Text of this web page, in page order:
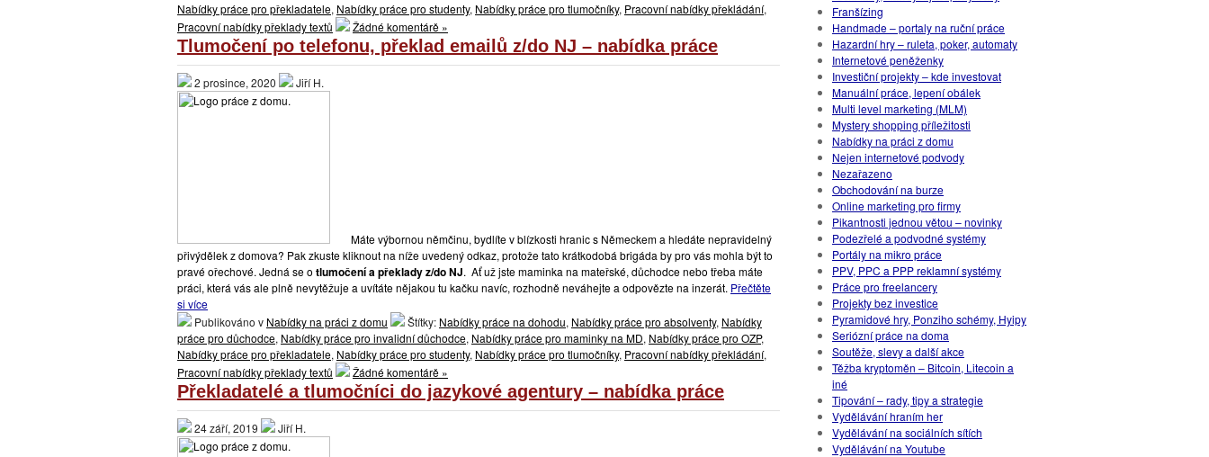
Nabídky práce pro překladatele, Nabídky práce pro studenty, Nabídky práce pro tlumočníky, Pracovní nabídky překládání,
Pracovní nabídky překlady textů
Žádné komentárě »
Tlumočení po telefonu, překlad emailů z/do NJ – nabídka práce
2 prosince, 2020 Jiří H.
Máte výbornou němčinu, bydlíte v blízkosti hranic s Německem a hledáte nepravidelný
přivýdělek z domova? Pak zkuste kliknout na níže uvedený odkaz, protože tato krátkodobá brigáda by pro vás mohla být to
pravé ořechové. Jedná se o tlumočení a překlady z/do NJ. Ať už jste maminka na mateřské, důchodce nebo třeba máte
práci, která vás ale plně nevytěžuje a uvítáte nějakou tu kačku navíc, rozhodně neváhejte a odpovězte na inzerát. Přečtěte
si více
Publikováno v Nabídky na práci z domu Štítky: Nabídky práce na dohodu, Nabídky práce pro absolventy, Nabídky
práce pro důchodce, Nabídky práce pro invalidní důchodce, Nabídky práce pro maminky na MD, Nabídky práce pro OZP,
Nabídky práce pro překladatele, Nabídky práce pro studenty, Nabídky práce pro tlumočníky, Pracovní nabídky překládání,
Pracovní nabídky překlady textů
Žádné komentárě »
Překladatelé a tlumočníci do jazykové agentury – nabídka práce
24 září, 2019 Jiří H.
Franšízing
Handmade – portaly na ruční práce
Hazardní hry – ruleta, poker, automaty
Internetové peněženky
Investiční projekty – kde investovat
Manuální práce, lepení obálek
Multi level marketing (MLM)
Mystery shopping příležitosti
Nabídky na práci z domu
Nejen internetové podvody
Nezařazeno
Obchodování na burze
Online marketing pro firmy
Pikantnosti jednou větou – novinky
Podezřelé a podvodné systémy
Portály na mikro práce
PPV, PPC a PPP reklamní systémy
Práce pro freelancery
Projekty bez investice
Pyramidové hry, Ponziho schémy, Hyipy
Seriózní práce na doma
Soutěže, slevy a další akce
Těžba kryptoměn – Bitcoin, Litecoin a
iné
Tipování – rady, tipy a strategie
Vydělávání hraním her
Vydělávání na sociálních sítích
Vydělávání na Youtube